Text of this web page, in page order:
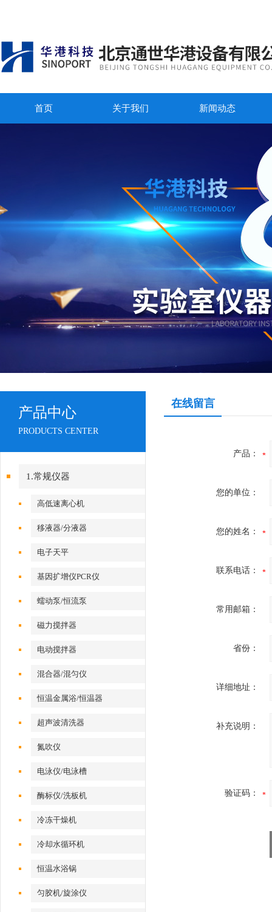
首页 关于我们 新闻动态
产品中心
PRODUCTS CENTER
1.常规仪器
高低速离心机
移液器/分液器
电子天平
基因扩增仪PCR仪
蠕动泵/恒流泵
磁力搅拌器
电动搅拌器
混合器/混匀仪
恒温金属浴/恒温器
超声波清洗器
氮吹仪
电泳仪/电泳槽
酶标仪/洗板机
冷冻干燥机
冷却水循环机
恒温水浴锅
匀胶机/旋涂仪
在线留言
产品：
您的单位：
您的姓名：
联系电话：
常用邮箱：
省份：
详细地址：
补充说明：
验证码：